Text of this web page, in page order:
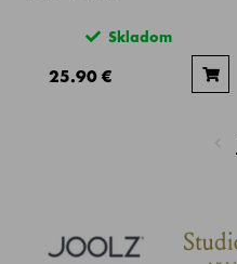
Skladom
25.90 €